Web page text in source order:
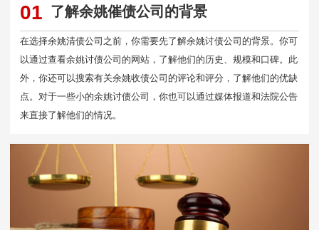
01 了解余姚催债公司的背景
在选择余姚清债公司之前，你需要先了解余姚讨债公司的背景。你可
以通过查看余姚讨债公司的网站，了解他们的历史、规模和口碑。此
外，你还可以搜索有关余姚收债公司的评论和评分，了解他们的优缺
点。对于一些小的余姚讨债公司，你也可以通过媒体报道和法院公告
来直接了解他们的情况。